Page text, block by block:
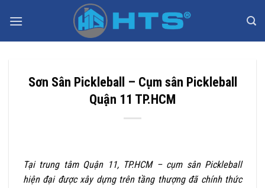
qua
Sơn Sân Pickleball – Cụm sân Pickleball
Quận 11 TP.HCM
Tại trung tâm Quận 11, TP.HCM – cụm sân Pickleball
hiện đại được xây dựng trên tầng thượng đã chính thức